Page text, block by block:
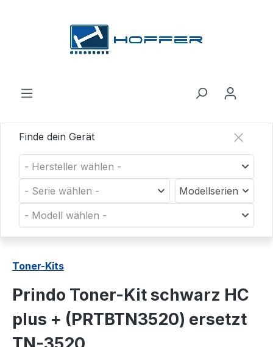
Finde dein Gerät
- Hersteller wählen -
- Serie wählen -
Modellserien
- Modell wählen -
Toner-Kits
Prindo Toner-Kit schwarz HC
plus + (PRTBTN3520) ersetzt